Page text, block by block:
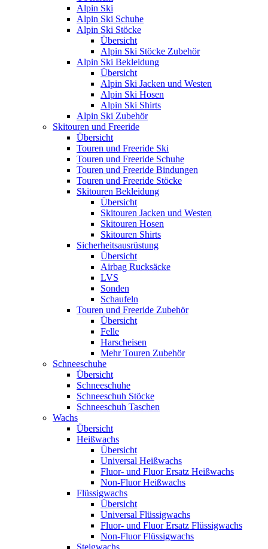
Alpin Ski
Alpin Ski Schuhe
Alpin Ski Stöcke
Übersicht
Alpin Ski Stöcke Zubehör
Alpin Ski Bekleidung
Übersicht
Alpin Ski Jacken und Westen
Alpin Ski Hosen
Alpin Ski Shirts
Alpin Ski Zubehör
Skitouren und Freeride
Übersicht
Touren und Freeride Ski
Touren und Freeride Schuhe
Touren und Freeride Bindungen
Touren und Freeride Stöcke
Skitouren Bekleidung
Übersicht
Skitouren Jacken und Westen
Skitouren Hosen
Skitouren Shirts
Sicherheitsausrüstung
Übersicht
Airbag Rucksäcke
LVS
Sonden
Schaufeln
Touren und Freeride Zubehör
Übersicht
Felle
Harscheisen
Mehr Touren Zubehör
Schneeschuhe
Übersicht
Schneeschuhe
Schneeschuh Stöcke
Schneeschuh Taschen
Wachs
Übersicht
Heißwachs
Übersicht
Universal Heißwachs
Fluor- und Fluor Ersatz Heißwachs
Non-Fluor Heißwachs
Flüssigwachs
Übersicht
Universal Flüssigwachs
Fluor- und Fluor Ersatz Flüssigwachs
Non-Fluor Flüssigwachs
Steigwachs